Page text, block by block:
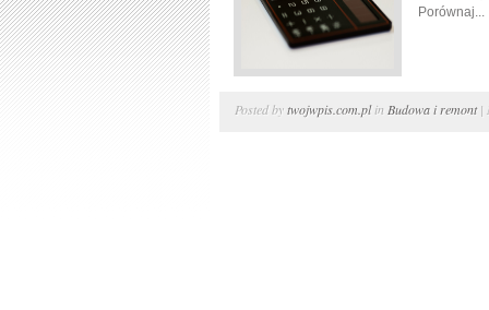
Porównaj...
Posted bytwojwpis.com.plin Budowa i remont|